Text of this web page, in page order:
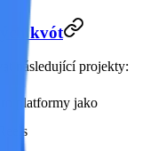
kvót
následující projekty:
platformy jako